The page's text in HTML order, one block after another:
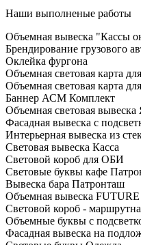
Наши выполненые работы
Объемная вывеска "Кассы
Брендирование грузового
Оклейка фургона
Объемная световая карта
Объемная световая карта
Баннер АСМ Комплект
Объемная световая
Фасадная вывеска с
Интерьерная вывеска из
Световая вывеска Касса
Световой короб для ОБИ
Световые буквы кафе
Вывеска бара Патронташ
Объемная вывеска
Световой короб -
Объемные буквы с
Фасадная вывеска на